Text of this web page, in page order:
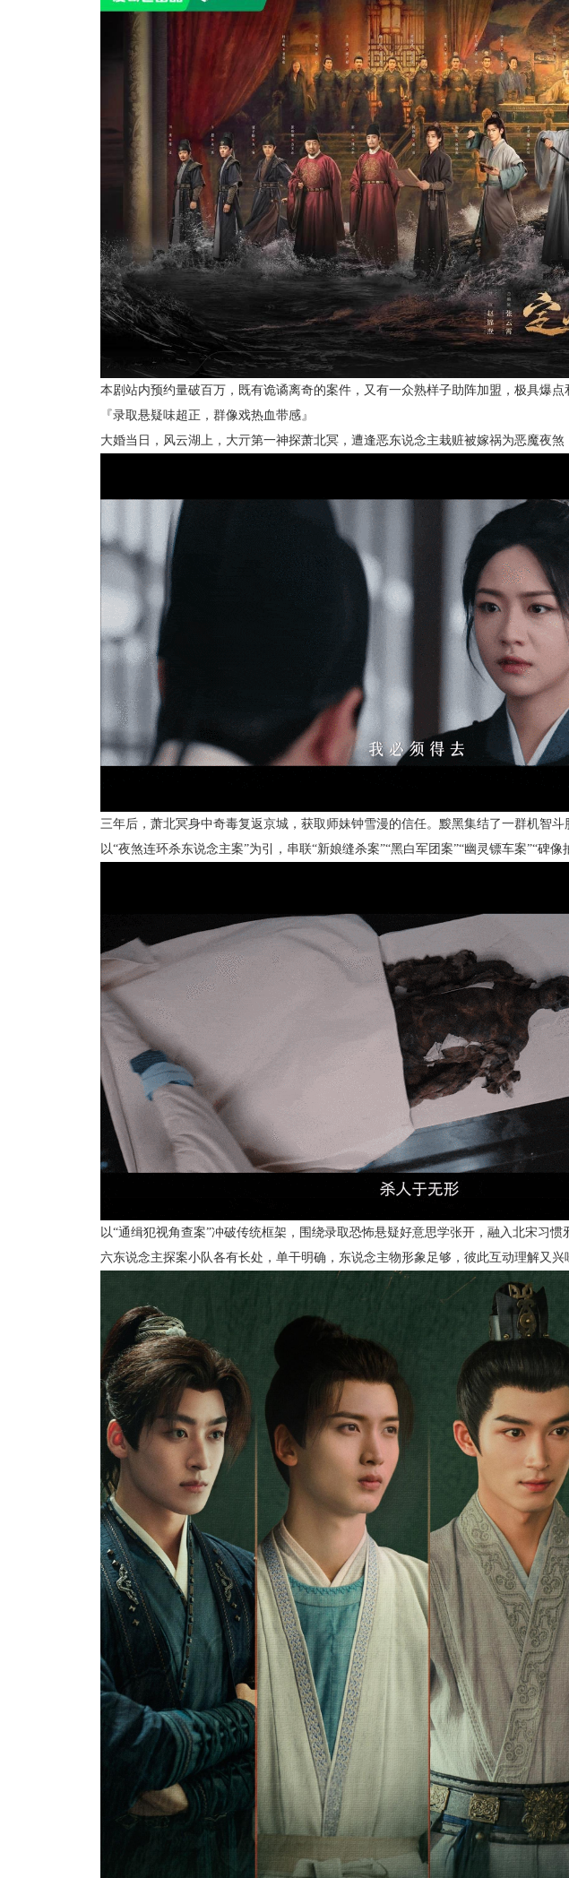
本剧站内预约量破百万，既有诡谲离奇的案件，又有一众熟样子助阵加盟，极具爆点
『录取悬疑味超正，群像戏热血带感』
大婚当日，风云湖上，大亓第一神探萧北冥，遭逢恶东说念主栽赃被嫁祸为恶魔夜煞
三年后，萧北冥身中奇毒复返京城，获取师妹钟雪漫的信任。黢黑集结了一群机智斗
以“夜煞连环杀东说念主案”为引，串联“新娘缝杀案”“黑白军团案”“幽灵镖车案”“碑
以“通缉犯视角查案”冲破传统框架，围绕录取恐怖悬疑好意思学张开，融入北宋习
六东说念主探案小队各有长处，单干明确，东说念主物形象足够，彼此互动理解又